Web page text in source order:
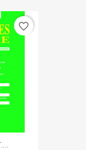
favorite_border